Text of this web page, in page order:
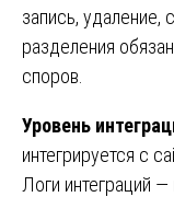
запись, удаление,
разделения
споров.
Уровень
интегрируется с
Логи интеграций